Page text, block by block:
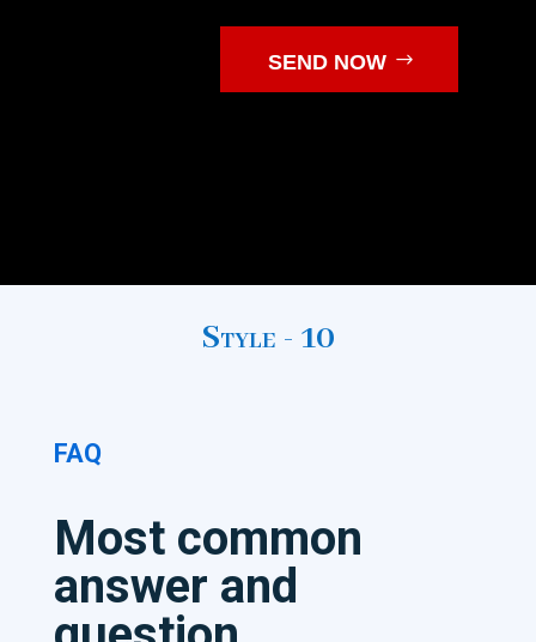
SEND NOW
Style - 10
FAQ
Most common
answer and